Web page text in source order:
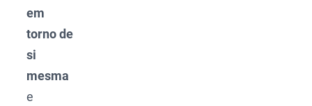
em
torno de
si
mesma
e